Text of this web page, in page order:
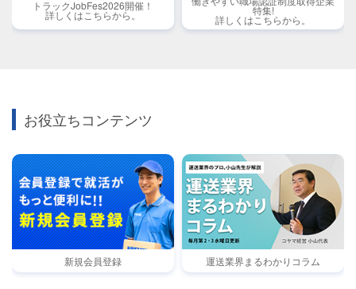
トラックJobFes2026開催！
詳しくはこちらから。 特集!
詳しくはこちらから。
お役立ちコンテンツ
新規会員登録 運送業界まるわかりコラム